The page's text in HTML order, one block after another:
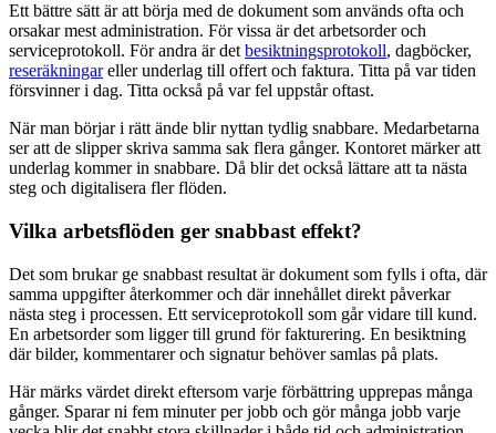
Ett bättre sätt är att börja med de dokument som används ofta och
orsakar mest administration. För vissa är det arbetsorder och
serviceprotokoll. För andra är det besiktningsprotokoll, dagböcker,
reseräkningareller underlag till offert och faktura. Titta på var tiden
försvinner i dag. Titta också på var fel uppstår oftast.
När man börjar i rätt ände blir nyttan tydlig snabbare. Medarbetarna
ser att de slipper skriva samma sak flera gånger. Kontoret märker att
underlag kommer in snabbare. Då blir det också lättare att ta nästa
steg och digitalisera fler flöden.
Vilka arbetsflöden ger snabbast effekt?
Det som brukar ge snabbast resultat är dokument som fylls i ofta, där
samma uppgifter återkommer och där innehållet direkt påverkar
nästa steg i processen. Ett serviceprotokoll som går vidare till kund.
En arbetsorder som ligger till grund för fakturering. En besiktning
där bilder, kommentarer och signatur behöver samlas på plats.
Här märks värdet direkt eftersom varje förbättring upprepas många
gånger. Sparar ni fem minuter per jobb och gör många jobb varje